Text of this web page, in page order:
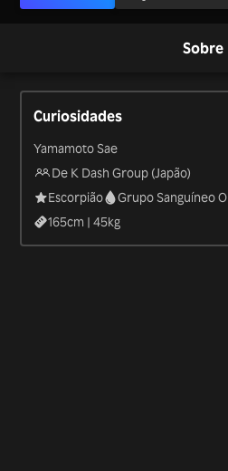
Sobre
Curiosidades
Yamamoto Sae
De K Dash Group (Japão)
Escorpião
Grupo Sanguíneo O
165cm |45kg